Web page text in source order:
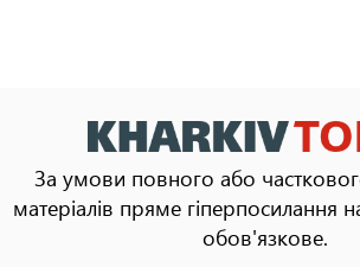
За умови повного або
матеріалів пряме гіперпосилання
обов'язкове.